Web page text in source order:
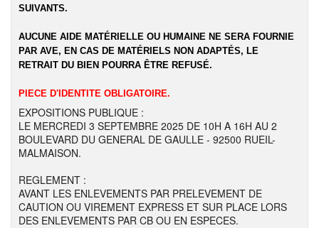
SUIVANTS.
AUCUNE AIDE MATÉRIELLE OU HUMAINE NE SERA FOURNIE
PAR AVE, EN CAS DE MATÉRIELS NON ADAPTÉS, LE
RETRAIT DU BIEN POURRA ÊTRE REFUSÉ.
PIECE D'IDENTITE OBLIGATOIRE.
EXPOSITIONS PUBLIQUE :
LE MERCREDI 3 SEPTEMBRE 2025 DE 10H A 16H AU 2
BOULEVARD DU GENERAL DE GAULLE - 92500 RUEIL-
MALMAISON.
REGLEMENT :
AVANT LES ENLEVEMENTS PAR PRELEVEMENT DE
CAUTION OU VIREMENT EXPRESS ET SUR PLACE LORS
DES ENLEVEMENTS PAR CB OU EN ESPECES.